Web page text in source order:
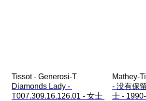
Tissot - Generosi-T
Diamonds Lady -
T007.309.16.126.01 - 女士
Mathey-
- 没有保
士 -